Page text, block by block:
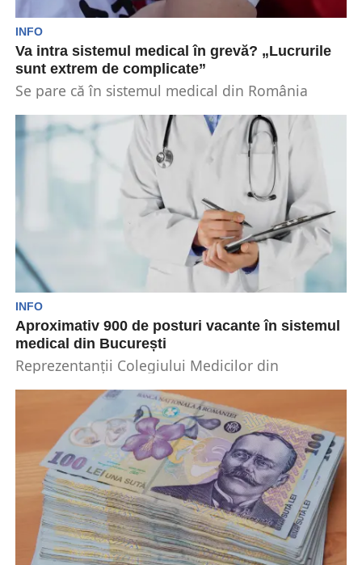
INFO
Va intra sistemul medical în grevă? „Lucrurile
sunt extrem de complicate”
Se pare că în sistemul medical din România
sanitar din București...
INFO
Aproximativ 900 de posturi vacante în sistemul
medical din București
Reprezentanții Colegiului Medicilor din
Aceștia transmit Guvernului că în...